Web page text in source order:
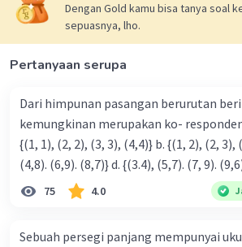
Dengan Gold kamu bisa tanya soal
sepuasnya, lho.
Pertanyaan serupa
Dari himpunan pasangan berurutan
kemungkinan merupakan ko- respondensi satu-satu? a.
{(1, 1), (2, 2), (3, 3), (4,4)} b. {(1, 2), (2, 3), (3, 4). (4,5)} c. {(2,7).
(4,8). (6,9). (8,7)} d. {(3.4), (5,7). (7, 9).
75 4.0
Sebuah persegi panjang mempunyai